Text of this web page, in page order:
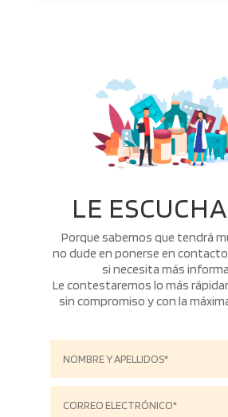
LE
Porque sabemos que tendrá
no dude en ponerse en
si necesita más
Le contestaremos lo más
sin compromiso y con la máxima